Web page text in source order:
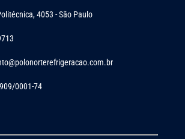
4053 - São Paulo
0001-74